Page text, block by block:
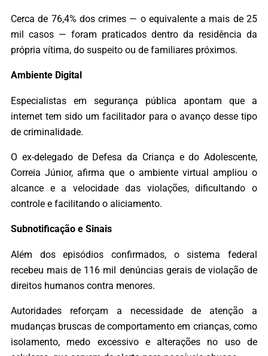
Cerca de 76,4% dos crimes — o equivalente a mais de 25
mil casos — foram praticados dentro da residência da
própria vítima, do suspeito ou de familiares próximos.
Ambiente Digital
Especialistas em segurança pública apontam que a
internet tem sido um facilitador para o avanço desse tipo
de criminalidade.
O ex-delegado de Defesa da Criança e do Adolescente,
Correia Júnior, afirma que o ambiente virtual ampliou o
alcance e a velocidade das violações, dificultando o
controle e facilitando o aliciamento.
Subnotificação e Sinais
Além dos episódios confirmados, o sistema federal
recebeu mais de 116 mil denúncias gerais de violação de
direitos humanos contra menores.
Autoridades reforçam a necessidade de atenção a
mudanças bruscas de comportamento em crianças, como
isolamento, medo excessivo e alterações no uso de